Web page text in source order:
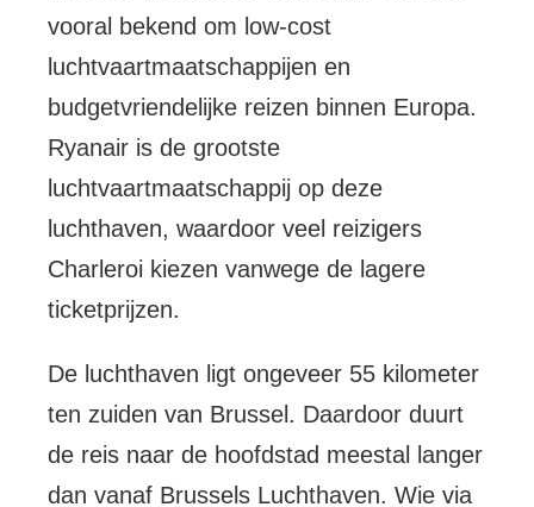
vooral bekend om low-cost
luchtvaartmaatschappijen en
budgetvriendelijke reizen binnen Europa.
Ryanair is de grootste
luchtvaartmaatschappij op deze
luchthaven, waardoor veel reizigers
Charleroi kiezen vanwege de lagere
ticketprijzen.
De luchthaven ligt ongeveer 55 kilometer
ten zuiden van Brussel. Daardoor duurt
de reis naar de hoofdstad meestal langer
dan vanaf Brussels Luchthaven. Wie via